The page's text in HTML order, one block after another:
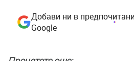
Добави ни в
Google